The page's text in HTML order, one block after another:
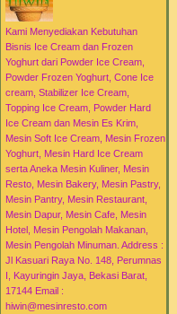
Kami Menyediakan Kebutuhan
Bisnis Ice Cream dan Frozen
Yoghurt dari Powder Ice Cream,
Powder Frozen Yoghurt, Cone Ice
cream, Stabilizer Ice Cream,
Topping Ice Cream, Powder Hard
Ice Cream dan Mesin Es Krim,
Mesin Soft Ice Cream, Mesin Frozen
Yoghurt, Mesin Hard Ice Cream
serta Aneka Mesin Kuliner, Mesin
Resto, Mesin Bakery, Mesin Pastry,
Mesin Pantry, Mesin Restaurant,
Mesin Dapur, Mesin Cafe, Mesin
Hotel, Mesin Pengolah Makanan,
Mesin Pengolah Minuman. Address :
Jl Kasuari Raya No. 148, Perumnas
I, Kayuringin Jaya, Bekasi Barat,
17144 Email :
hiwin@mesinresto.com